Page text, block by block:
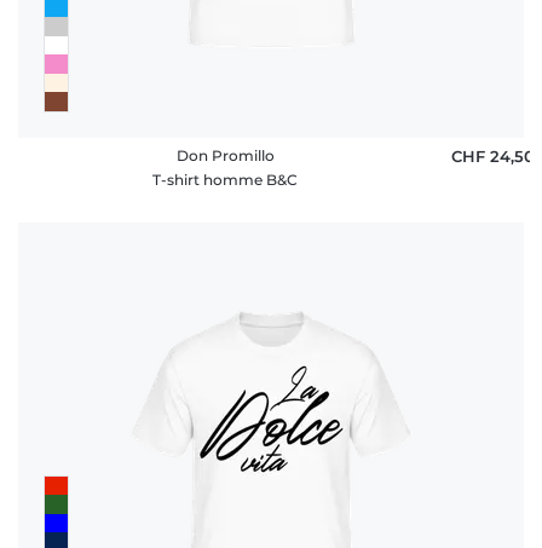
Don Promillo
T-shirt homme B&C
CHF 24,50